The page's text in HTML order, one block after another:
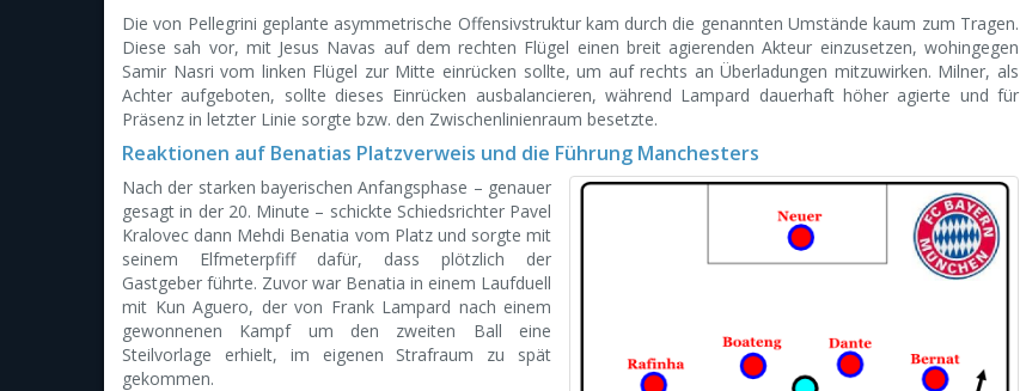
Die von Pellegrini geplante asymmetrische Offensivstruktur kam durch die genannten Umstände kaum zum Tragen.
Diese sah vor, mit Jesus Navas auf dem rechten Flügel einen breit agierenden Akteur einzusetzen, wohingegen
Samir Nasri vom linken Flügel zur Mitte einrücken sollte, um auf rechts an Überladungen mitzuwirken. Milner, als
Achter aufgeboten, sollte dieses Einrücken ausbalancieren, während Lampard dauerhaft höher agierte und für
Präsenz in letzter Linie sorgte bzw. den Zwischenlinienraum besetzte.
Reaktionen auf Benatias Platzverweis und die Führung Manchesters
Nach der starken bayerischen Anfangsphase – genauer
gesagt in der 20. Minute – schickte Schiedsrichter Pavel
Kralovec dann Mehdi Benatia vom Platz und sorgte mit
seinem Elfmeterpfiff dafür, dass plötzlich der
Gastgeber führte. Zuvor war Benatia in einem Laufduell
mit Kun Aguero, der von Frank Lampard nach einem
gewonnenen Kampf um den zweiten Ball eine
Steilvorlage erhielt, im eigenen Strafraum zu spät
gekommen.